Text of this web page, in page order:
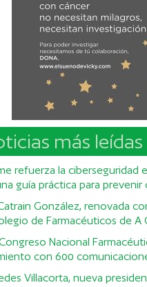
más leídas
refuerza la ciberseguridad
guía práctica para prevenir
González, renovada
de Farmacéuticos de A
Nacional
con 600
Villacorta, nueva